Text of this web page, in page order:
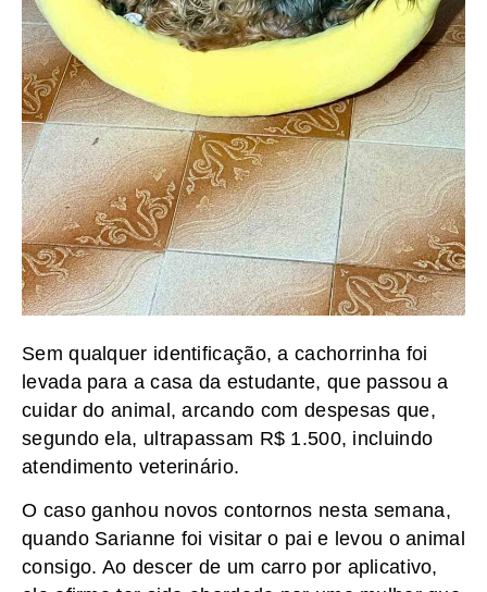
Sem qualquer identificação, a cachorrinha foi
levada para a casa da estudante, que passou a
cuidar do animal, arcando com despesas que,
segundo ela, ultrapassam R$ 1.500, incluindo
atendimento veterinário.
O caso ganhou novos contornos nesta semana,
quando Sarianne foi visitar o pai e levou o animal
consigo. Ao descer de um carro por aplicativo,